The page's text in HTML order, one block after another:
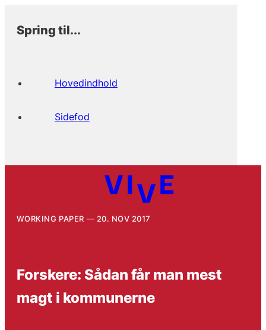
Spring til...
Hovedindhold
Sidefod
WORKING PAPER 20. NOV 2017
Forskere: Sådan får man mest
magt i kommunerne